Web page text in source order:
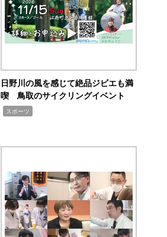
日野川の風を感じて絶品ジビエも満
喫 鳥取のサイクリングイベント
スポーツ